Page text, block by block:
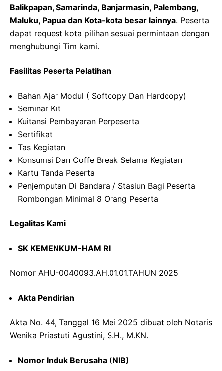
Balikpapan, Samarinda, Banjarmasin, Palembang,
Maluku, Papua dan Kota-kota besar lainnya. Peserta
dapat request kota pilihan sesuai permintaan dengan
menghubungi Tim kami.
Fasilitas Peserta Pelatihan
Bahan Ajar Modul ( Softcopy Dan Hardcopy)
Seminar Kit
Kuitansi Pembayaran Perpeserta
Sertifikat
Tas Kegiatan
Konsumsi Dan Coffe Break Selama Kegiatan
Kartu Tanda Peserta
Penjemputan Di Bandara / Stasiun Bagi Peserta
Rombongan Minimal 8 Orang Peserta
Legalitas Kami
SK KEMENKUM-HAM RI
Nomor AHU-0040093.AH.01.01.TAHUN 2025
Akta Pendirian
Akta No. 44, Tanggal 16 Mei 2025 dibuat oleh Notaris
Wenika Priastuti Agustini, S.H., M.KN.
Nomor Induk Berusaha (NIB)